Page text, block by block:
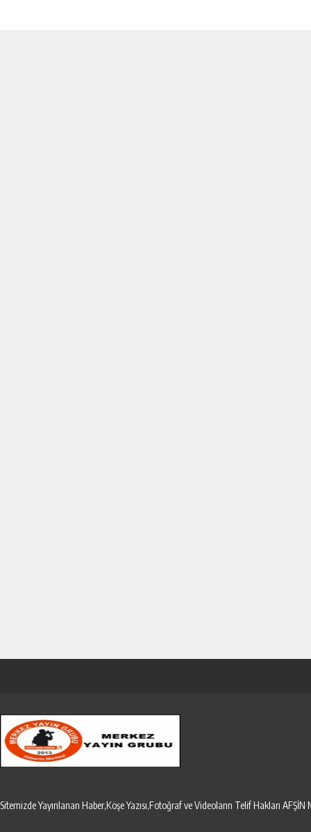
Sitemizde Yayınlanan Haber,Köşe Yazısı,Fotoğraf ve Videoların Telif Hakları